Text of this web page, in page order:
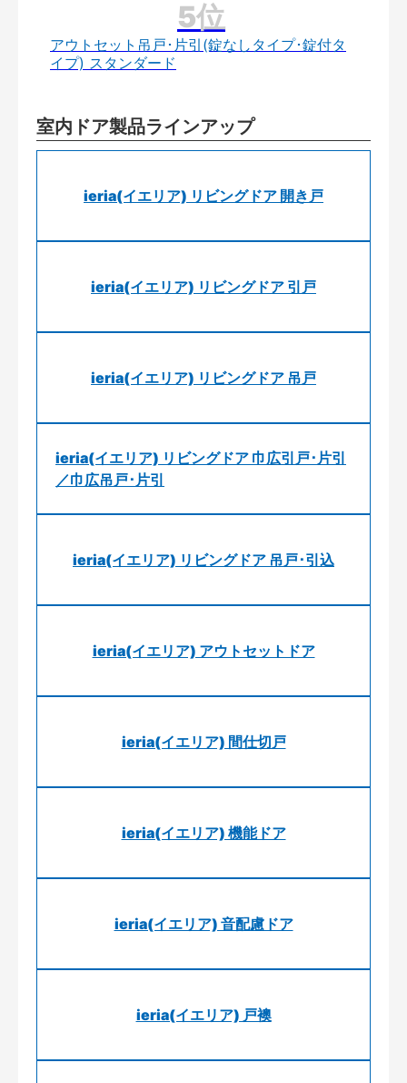
アウトセット吊戸･片引(錠なしタイプ･錠付タ
イプ) スタンダード
室内ドア製品ラインアップ
ieria(イエリア) リビングドア 開き戸
ieria(イエリア) リビングドア 引戸
ieria(イエリア) リビングドア 吊戸
ieria(イエリア) リビングドア 巾広引戸･片引
／巾広吊戸･片引
ieria(イエリア) リビングドア 吊戸･引込
ieria(イエリア) アウトセットドア
ieria(イエリア) 間仕切戸
ieria(イエリア) 機能ドア
ieria(イエリア) 音配慮ドア
ieria(イエリア) 戸襖